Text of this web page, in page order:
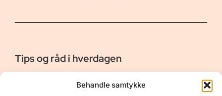
Behandle samtykke
Tips og råd i hverdagen
Er vår bloggside hvor vi ønsker å dele våre opplevelser og
gi deg råd og tips innen reiser, hotell - og restauranter,